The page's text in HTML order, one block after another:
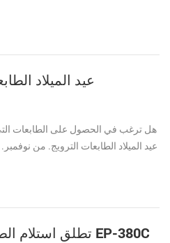
عيد الميلاد
هل ترغب في الحصول على الطابعات
Cashino تطلق استلام الطابعة الحرارية EP-380C